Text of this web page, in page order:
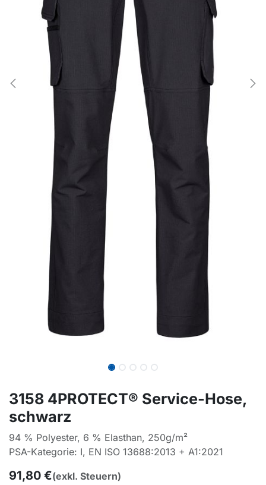
3158 4PROTECT® Service-Hose,
schwarz
94 % Polyester, 6 % Elasthan, 250g/m²
PSA-Kategorie: I, EN ISO 13688:2013 + A1:2021
91,80 €(exkl. Steuern)